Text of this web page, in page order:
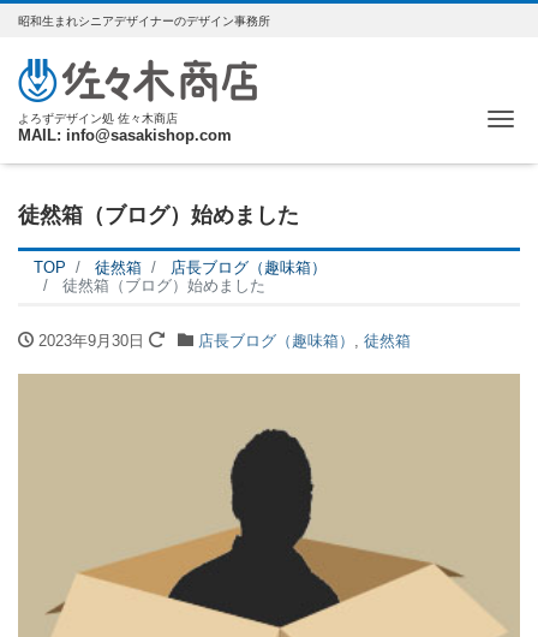
昭和生まれシニアデザイナーのデザイン事務所
よろずデザイン処 佐々木商店
MAIL: info@sasakishop.com
徒然箱（ブログ）始めました
TOP 徒然箱
店長ブログ（趣味箱）
徒然箱（ブログ）始めました
2023年9月30日 店長ブログ（趣味箱） 徒然箱